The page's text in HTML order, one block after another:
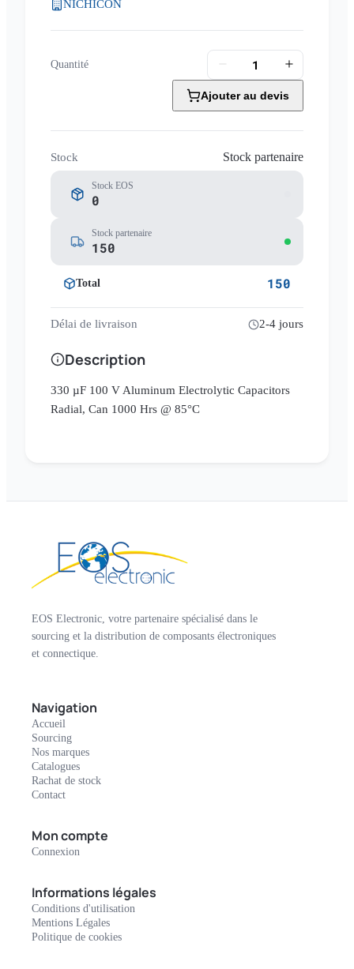
NICHICON
Quantité
Ajouter au devis
Stock Stock partenaire
Stock EOS
0
Stock partenaire
150
Total 150
Délai de livraison 2-4 jours
Description
330 µF 100 V Aluminum Electrolytic Capacitors
Radial, Can 1000 Hrs @ 85°C
EOS Electronic, votre partenaire spécialisé dans le
sourcing et la distribution de composants électroniques
et connectique.
Navigation
Accueil
Sourcing
Nos marques
Catalogues
Rachat de stock
Contact
Mon compte
Connexion
Informations légales
Conditions d'utilisation
Mentions Légales
Politique de cookies